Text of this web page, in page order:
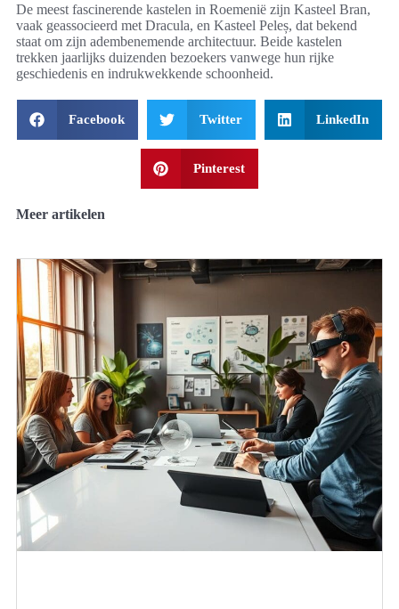
De meest fascinerende kastelen in Roemenië zijn Kasteel Bran,
vaak geassocieerd met Dracula, en Kasteel Peleș, dat bekend
staat om zijn adembenemende architectuur. Beide kastelen
trekken jaarlijks duizenden bezoekers vanwege hun rijke
geschiedenis en indrukwekkende schoonheid.
Facebook Twitter LinkedIn
Pinterest
Meer artikelen